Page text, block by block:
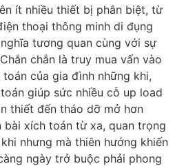
ít nhiều thiết bị phân biệt, từ
thoại thông minh di đụng
tương quan cùng với sự
chắn là truy mua vấn vào
của gia đình những khi,
giúp sức nhiều cỗ up load
thiết đến tháo dỡ mở hơn
xích toán từ xa, quan trọng
nhưng mà thiên hướng khiến
ngày trở buộc phải phong